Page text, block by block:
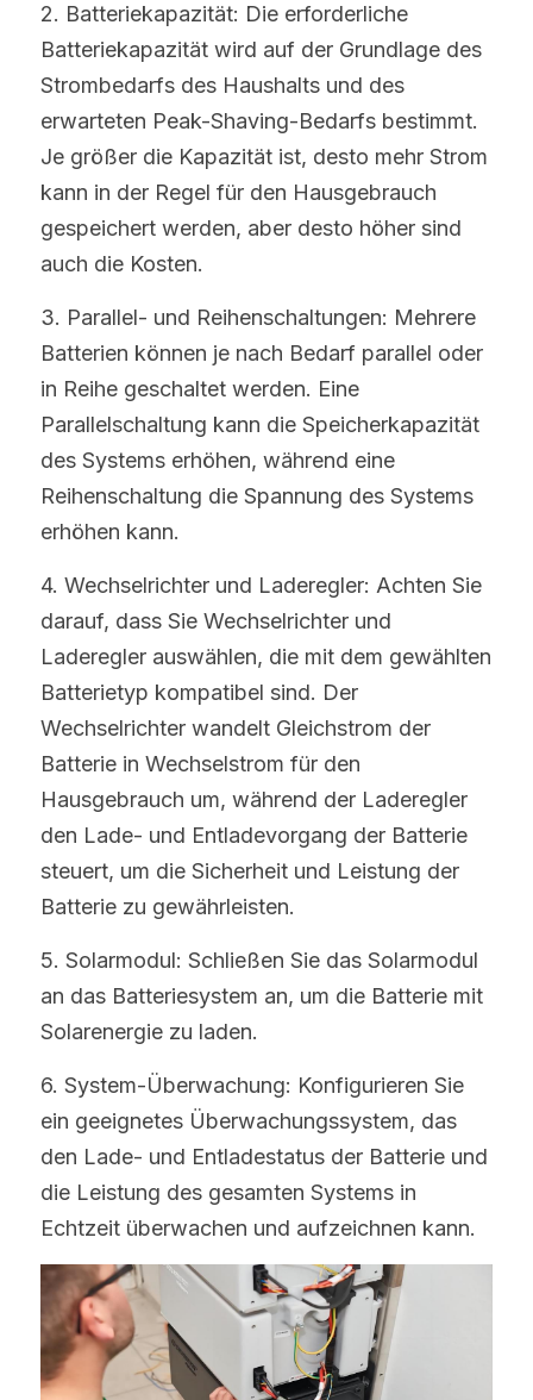
2. Batteriekapazität: Die erforderliche
Batteriekapazität wird auf der Grundlage des
Strombedarfs des Haushalts und des
erwarteten Peak-Shaving-Bedarfs bestimmt.
Je größer die Kapazität ist, desto mehr Strom
kann in der Regel für den Hausgebrauch
gespeichert werden, aber desto höher sind
auch die Kosten.
3. Parallel- und Reihenschaltungen: Mehrere
Batterien können je nach Bedarf parallel oder
in Reihe geschaltet werden. Eine
Parallelschaltung kann die Speicherkapazität
des Systems erhöhen, während eine
Reihenschaltung die Spannung des Systems
erhöhen kann.
4. Wechselrichter und Laderegler: Achten Sie
darauf, dass Sie Wechselrichter und
Laderegler auswählen, die mit dem gewählten
Batterietyp kompatibel sind. Der
Wechselrichter wandelt Gleichstrom der
Batterie in Wechselstrom für den
Hausgebrauch um, während der Laderegler
den Lade- und Entladevorgang der Batterie
steuert, um die Sicherheit und Leistung der
Batterie zu gewährleisten.
5. Solarmodul: Schließen Sie das Solarmodul
an das Batteriesystem an, um die Batterie mit
Solarenergie zu laden.
6. System-Überwachung: Konfigurieren Sie
ein geeignetes Überwachungssystem, das
den Lade- und Entladestatus der Batterie und
die Leistung des gesamten Systems in
Echtzeit überwachen und aufzeichnen kann.